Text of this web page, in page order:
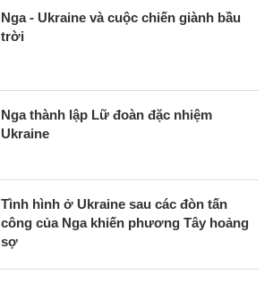
Nga - Ukraine và cuộc chiến giành bầu
trời
Nga thành lập Lữ đoàn đặc nhiệm
Ukraine
Tình hình ở Ukraine sau các đòn tấn
công của Nga khiến phương Tây hoảng
sợ